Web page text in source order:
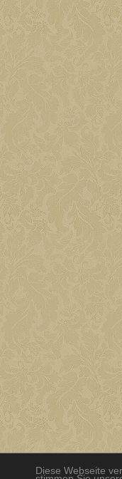
Diese Webseite